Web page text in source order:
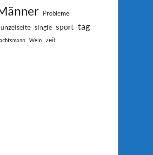
Probleme
single sport tag
Wein zeit